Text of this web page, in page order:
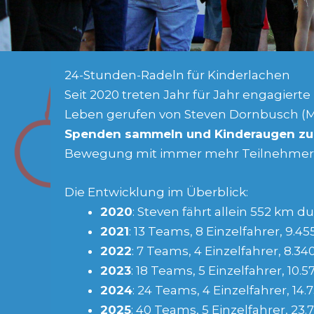
24-Stunden-Radeln für Kinderlachen
Seit 2020 treten Jahr für Jahr
Leben gerufen von Steven Dornbusch
Spenden sammeln und Kinderaugen
Bewegung mit immer mehr
Die Entwicklung im Überblick:
2020: Steven fährt allein 552 km
2021: 13 Teams, 8 Einzelfahrer,
2022: 7 Teams, 4 Einzelfahrer,
2023: 18 Teams, 5 Einzelfahrer,
2024: 24 Teams, 4 Einzelfahrer,
2025: 40 Teams, 5 Einzelfahrer,